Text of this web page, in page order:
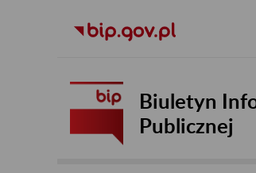
Biuletyn
Publicznej